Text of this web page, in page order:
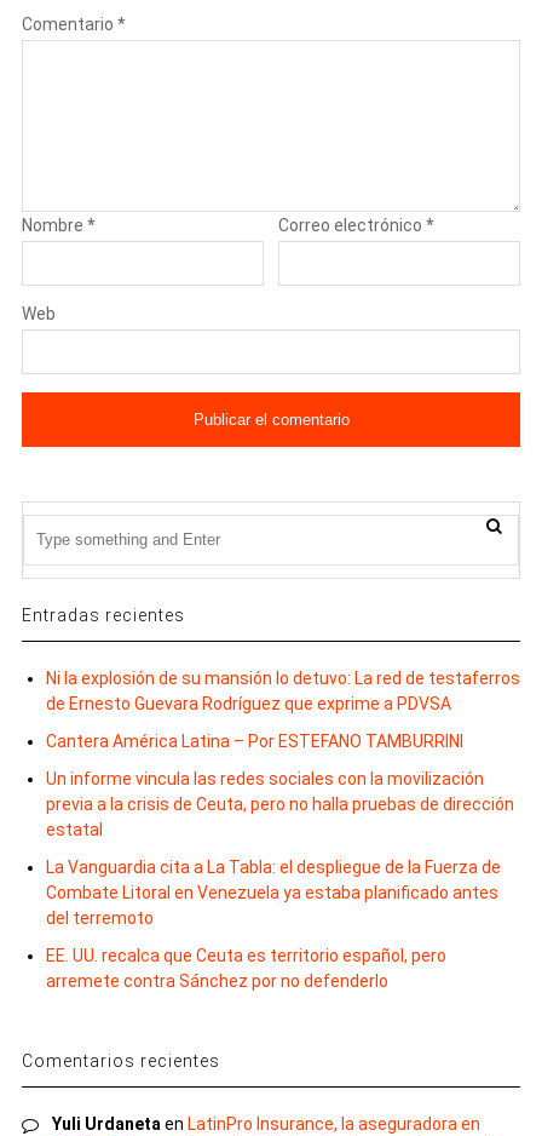
Comentario *
Nombre * Correo electrónico*
Web
Entradas recientes
Ni la explosión de su mansión lo detuvo: La red de testaferros
de Ernesto Guevara Rodríguez que exprime a PDVSA
Cantera América Latina – Por ESTEFANO TAMBURRINI
Un informe vincula las redes sociales con la movilización
previa a la crisis de Ceuta, pero no halla pruebas de dirección
estatal
La Vanguardia cita a La Tabla: el despliegue de la Fuerza de
Combate Litoral en Venezuela ya estaba planificado antes
del terremoto
EE. UU. recalca que Ceuta es territorio español, pero
arremete contra Sánchez por no defenderlo
Comentarios recientes
Yuli Urdaneta en LatinPro Insurance, la aseguradora en